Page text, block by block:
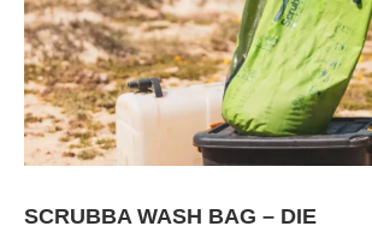
SCRUBBA WASH BAG – DIE